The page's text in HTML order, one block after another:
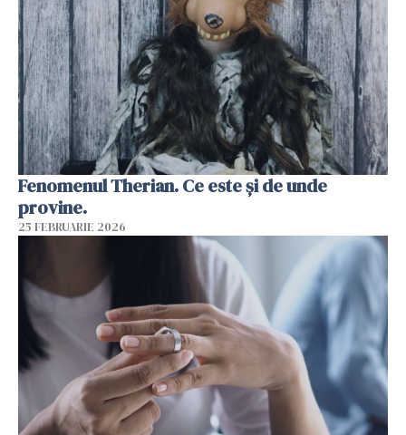
Fenomenul Therian. Ce este și de unde
provine.
25 FEBRUARIE 2026